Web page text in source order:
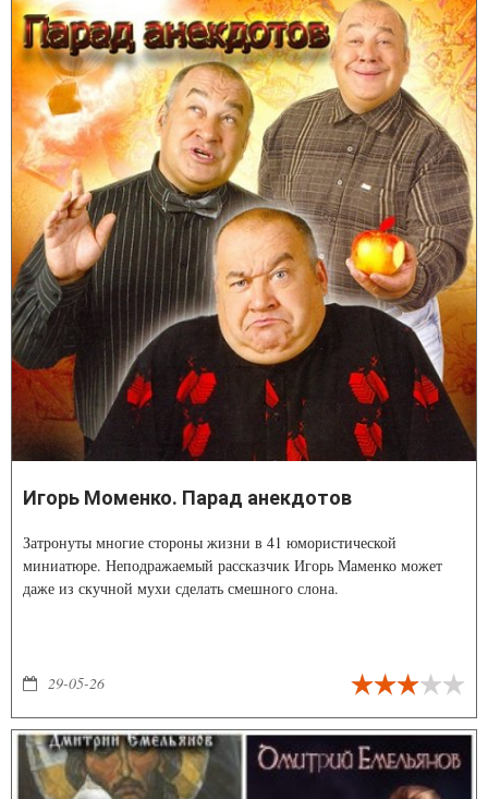
Игорь Моменко. Парад анекдотов
Затронуты многие стороны жизни в 41 юмористической
миниатюре. Неподражаемый рассказчик Игорь Маменко может
даже из скучной мухи сделать смешного слона.
29-05-26